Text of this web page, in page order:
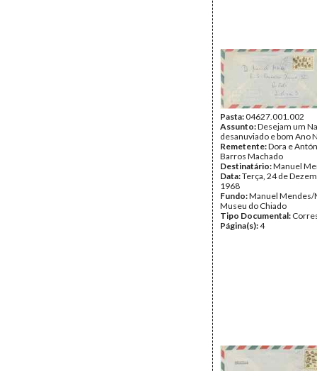
Pasta:04627.001.002
Assunto:Desejam um
desanuviado e bom Ano
Remetente:Dora e
Barros Machado
Destinatário:Manuel
Data:Terça, 24 de
1968
Fundo:Manuel Mendes/
Museu do Chiado
Tipo Documental:
Página(s):4